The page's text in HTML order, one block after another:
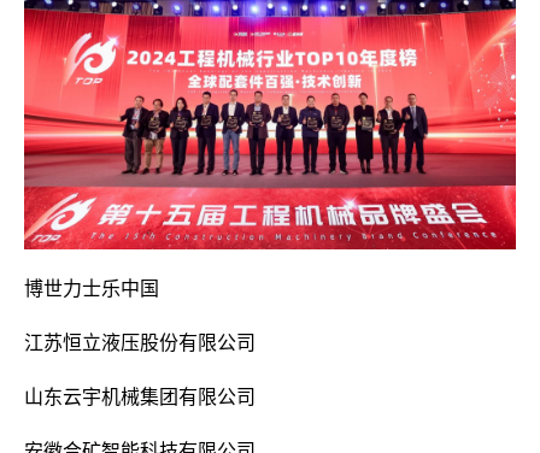
博世力士乐中国
江苏恒立液压股份有限公司
山东云宇机械集团有限公司